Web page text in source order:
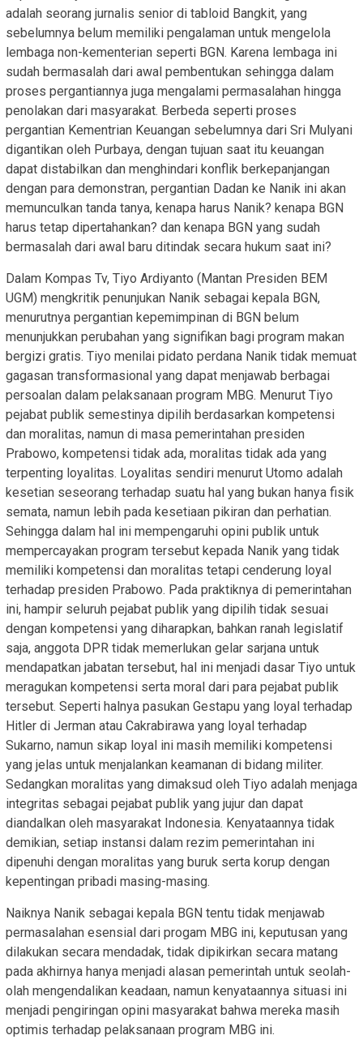
adalah seorang jurnalis senior di tabloid Bangkit, yang
sebelumnya belum memiliki pengalaman untuk mengelola
lembaga non-kementerian seperti BGN. Karena lembaga ini
sudah bermasalah dari awal pembentukan sehingga dalam
proses pergantiannya juga mengalami permasalahan hingga
penolakan dari masyarakat. Berbeda seperti proses
pergantian Kementrian Keuangan sebelumnya dari Sri Mulyani
digantikan oleh Purbaya, dengan tujuan saat itu keuangan
dapat distabilkan dan menghindari konflik berkepanjangan
dengan para demonstran, pergantian Dadan ke Nanik ini akan
memunculkan tanda tanya, kenapa harus Nanik? kenapa BGN
harus tetap dipertahankan? dan kenapa BGN yang sudah
bermasalah dari awal baru ditindak secara hukum saat ini?
Dalam Kompas Tv, Tiyo Ardiyanto (Mantan Presiden BEM
UGM) mengkritik penunjukan Nanik sebagai kepala BGN,
menurutnya pergantian kepemimpinan di BGN belum
menunjukkan perubahan yang signifikan bagi program makan
bergizi gratis. Tiyo menilai pidato perdana Nanik tidak memuat
gagasan transformasional yang dapat menjawab berbagai
persoalan dalam pelaksanaan program MBG. Menurut Tiyo
pejabat publik semestinya dipilih berdasarkan kompetensi
dan moralitas, namun di masa pemerintahan presiden
Prabowo, kompetensi tidak ada, moralitas tidak ada yang
terpenting loyalitas. Loyalitas sendiri menurut Utomo adalah
kesetian seseorang terhadap suatu hal yang bukan hanya fisik
semata, namun lebih pada kesetiaan pikiran dan perhatian.
Sehingga dalam hal ini mempengaruhi opini publik untuk
mempercayakan program tersebut kepada Nanik yang tidak
memiliki kompetensi dan moralitas tetapi cenderung loyal
terhadap presiden Prabowo. Pada praktiknya di pemerintahan
ini, hampir seluruh pejabat publik yang dipilih tidak sesuai
dengan kompetensi yang diharapkan, bahkan ranah legislatif
saja, anggota DPR tidak memerlukan gelar sarjana untuk
mendapatkan jabatan tersebut, hal ini menjadi dasar Tiyo untuk
meragukan kompetensi serta moral dari para pejabat publik
tersebut. Seperti halnya pasukan Gestapu yang loyal terhadap
Hitler di Jerman atau Cakrabirawa yang loyal terhadap
Sukarno, namun sikap loyal ini masih memiliki kompetensi
yang jelas untuk menjalankan keamanan di bidang militer.
Sedangkan moralitas yang dimaksud oleh Tiyo adalah menjaga
integritas sebagai pejabat publik yang jujur dan dapat
diandalkan oleh masyarakat Indonesia. Kenyataannya tidak
demikian, setiap instansi dalam rezim pemerintahan ini
dipenuhi dengan moralitas yang buruk serta korup dengan
kepentingan pribadi masing-masing.
Naiknya Nanik sebagai kepala BGN tentu tidak menjawab
permasalahan esensial dari progam MBG ini, keputusan yang
dilakukan secara mendadak, tidak dipikirkan secara matang
pada akhirnya hanya menjadi alasan pemerintah untuk seolah-
olah mengendalikan keadaan, namun kenyataannya situasi ini
menjadi pengiringan opini masyarakat bahwa mereka masih
optimis terhadap pelaksanaan program MBG ini.